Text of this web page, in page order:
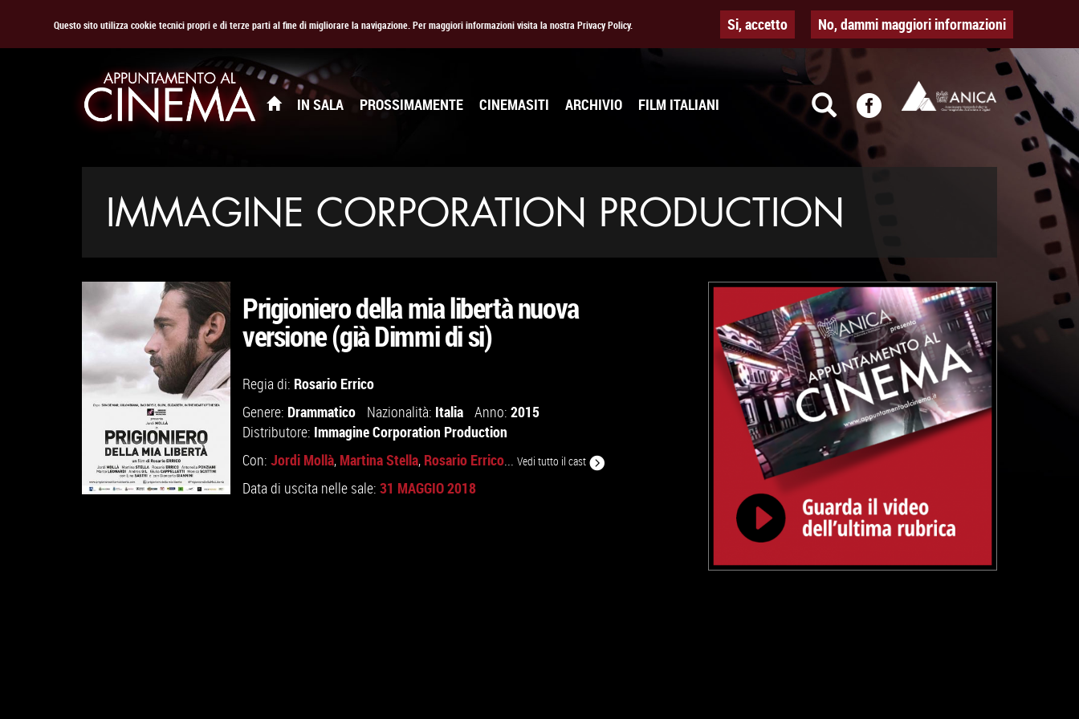
Questo sito utilizza cookie tecnici propri e di terze parti al fine di migliorare la navigazione. Per maggiori informazioni visita la nostra Privacy Policy. Si, accetto No, dammi maggiori informazioni
IN SALA PROSSIMAMENTE CINEMASITI ARCHIVIO FILM ITALIANI
IMMAGINE CORPORATION PRODUCTION
Prigioniero della mia libertà nuova
versione (già Dimmi di si)
Regia di: Rosario Errico
Genere: Drammatico Nazionalità: Italia Anno: 2015
Distributore: Immagine Corporation Production
Con: Jordi Mollà, Martina Stella, Rosario Errico... Vedi tutto il cast
Data di uscita nelle sale: 31 MAGGIO 2018